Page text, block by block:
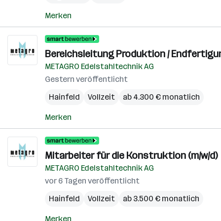
Merken
Bereichsleitung Produktion /
METAGRO Edelstahltechnik AG
Gestern veröffentlicht
Hainfeld
Vollzeit ab 4.300 € monatlich
Merken
Mitarbeiter für die Konstruktion (m/w/d)
METAGRO Edelstahltechnik AG
vor 6 Tagen veröffentlicht
Hainfeld
Vollzeit ab 3.500 € monatlich
Merken